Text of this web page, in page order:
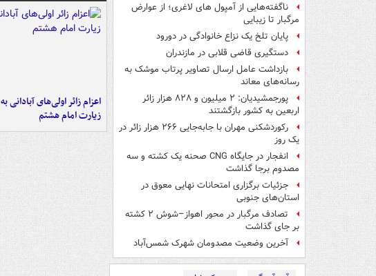
ناگفته‌هایی از آمپول های لاغری؛ از عوارض
مرگبار تا زیبایی
پایان تلخ یک نزاع خانوادگی در دورود
دستگیری قاضی قلابی در مازندران
بازداشت عامل ارسال تصاویر پرتاب موشک به
رسانه‌های معاند
پورجمشیدیان: ۲ میلیون و ۸۲۸ هزار زائر
اربعین به کشور بازگشتند
رکوردشکنی مهران با جابه‌جایی ۲۶۶ هزار زائر در
یک روز
انفجار در جایگاه CNG صحنه یک کشته و سه
مصدوم برجا گذاشت
جزئیات برگزاری امتحانات نهایی معوق در
استان‌های جنوبی
تصادف مرگبار در محور اهواز–شوش ۲ کشته
بر جای گذاشت
آخرین وضعیت مصدومان شهرک شمس‌آباد
اعزام زائر اولی‌های آبادانی به
زیارت امام هشتم